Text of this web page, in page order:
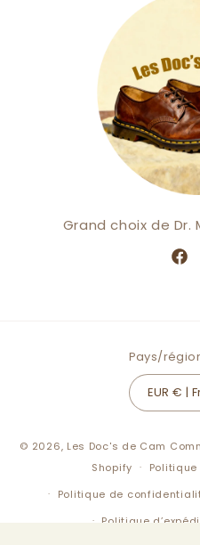
Grand choix de
Pays/
EUR
© 2026, Les Doc's de Cam
Shopify
Politique de
Politique